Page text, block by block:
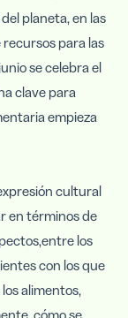
planeta, en las
para las
se celebra el
clave para
empieza
cultural
en términos de
los
con los que
alimentos,
cómo se